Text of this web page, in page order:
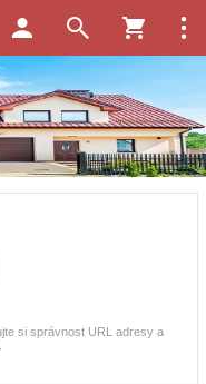
si správnost URL adresy a